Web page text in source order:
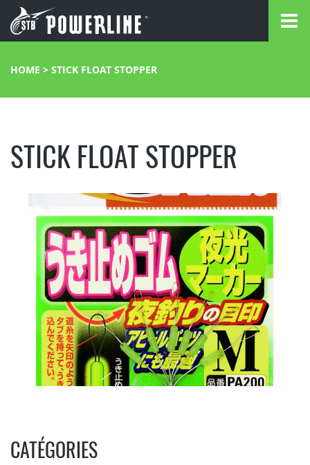
HOME > STICK FLOAT STOPPER
STICK FLOAT STOPPER
CATÉGORIES